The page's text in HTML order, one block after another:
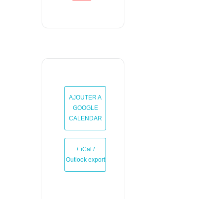
AJOUTER A
GOOGLE
CALENDAR
+ iCal /
Outlook export